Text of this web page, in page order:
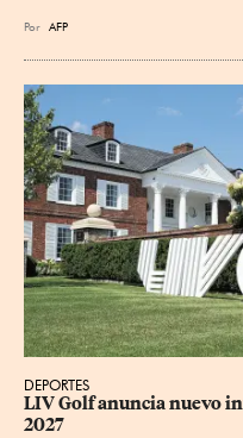
Por AFP
DEPORTES
LIV Golf anuncia nuevo
2027